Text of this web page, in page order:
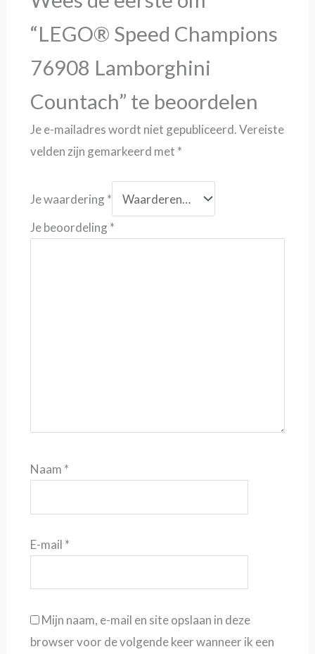
“LEGO® Speed Champions
76908 Lamborghini
Countach” te beoordelen
Je e-mailadres wordt niet gepubliceerd.Vereiste
velden zijn gemarkeerd met *
Je waardering*
Je beoordeling*
Naam *
E-mail *
Mijn naam, e-mail en site opslaan in deze
browser voor de volgende keer wanneer ik een